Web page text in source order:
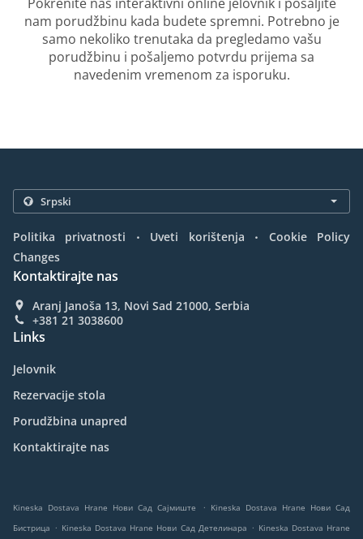
nam porudžbinu kada budete spremni. Potrebno je
samo nekoliko trenutaka da pregledamo vašu
porudžbinu i pošaljemo potvrdu prijema sa
navedenim vremenom za isporuku.
Politika privatnosti . Uveti korištenja .
Cookie Policy
Changes
Kontaktirajte nas
Aranj Janoša 13, Novi Sad 21000, Serbia
+381 21 3038600
Links
Jelovnik
Rezervacije stola
Porudžbina unapred
Kontaktirajte nas
Kineska Dostava Hrane Нови Сад Сајмиште . Kineska Dostava Hrane Нови Сад
Бистрица . Kineska Dostava Hrane Нови Сад Детелинара . Kineska Dostava Hrane